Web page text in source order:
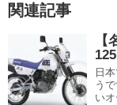
関連記事
日
う
い